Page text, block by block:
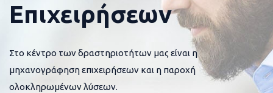
Επιχειρήσεων
Στο κέντρο των δραστηριοτήτων μας είναι η
μηχανογράφηση επιχειρήσεων και η παροχή
ολοκληρωμένων λύσεων.